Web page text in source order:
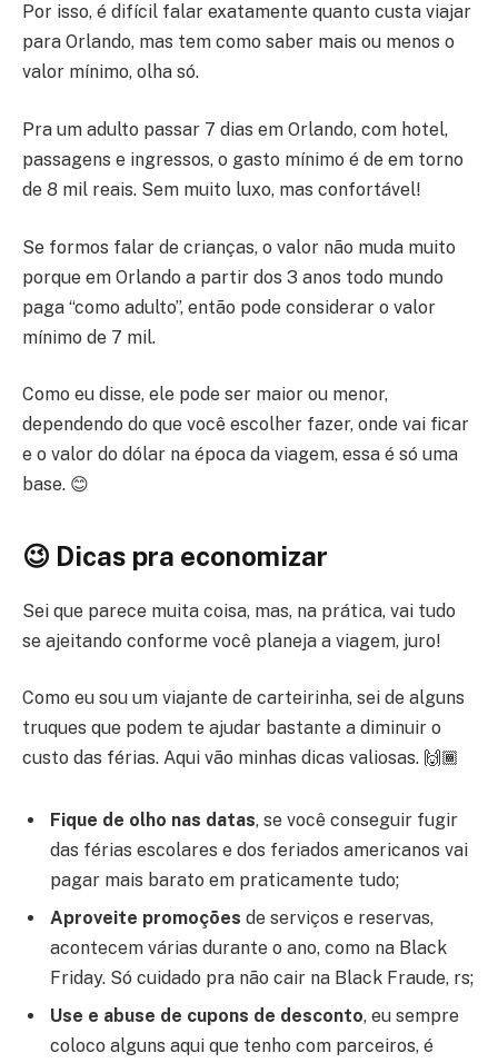
Por isso, é difícil falar exatamente quanto custa viajar
para Orlando, mas tem como saber mais ou menos o
valor mínimo, olha só.
Pra um adulto passar 7 dias em Orlando, com hotel,
passagens e ingressos, o gasto mínimo é de em torno
de 8 mil reais. Sem muito luxo, mas confortável!
Se formos falar de crianças, o valor não muda muito
porque em Orlando a partir dos 3 anos todo mundo
paga “como adulto”, então pode considerar o valor
mínimo de 7 mil.
Como eu disse, ele pode ser maior ou menor,
dependendo do que você escolher fazer, onde vai ficar
e o valor do dólar na época da viagem, essa é só uma
base. 😊
😉 Dicas pra economizar
Sei que parece muita coisa, mas, na prática, vai tudo
se ajeitando conforme você planeja a viagem, juro!
Como eu sou um viajante de carteirinha, sei de alguns
truques que podem te ajudar bastante a diminuir o
custo das férias. Aqui vão minhas dicas valiosas. 🙌🏾
Fique de olho nas datas, se você conseguir fugir
das férias escolares e dos feriados americanos vai
pagar mais barato em praticamente tudo;
Aproveite promoções de serviços e reservas,
acontecem várias durante o ano, como na Black
Friday. Só cuidado pra não cair na Black Fraude, rs;
Use e abuse de cupons de desconto, eu sempre
coloco alguns aqui que tenho com parceiros, é